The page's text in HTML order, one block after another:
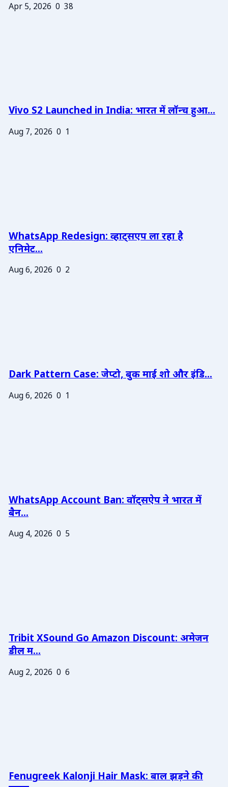
Apr 5, 2026 0 38
Vivo S2 Launched in India: भारत में लॉन्च हुआ...
Aug 7, 2026 0 1
WhatsApp Redesign: व्हाट्सएप ला रहा है
एनिमेट...
Aug 6, 2026 0 2
Dark Pattern Case: जेप्टो, बुक माई शो और इंडि...
Aug 6, 2026 0 1
WhatsApp Account Ban: वॉट्सऐप ने भारत में
बैन...
Aug 4, 2026 0 5
Tribit XSound Go Amazon Discount: अमेजन
डील म...
Aug 2, 2026 0 6
Fenugreek Kalonji Hair Mask: बाल झड़ने की